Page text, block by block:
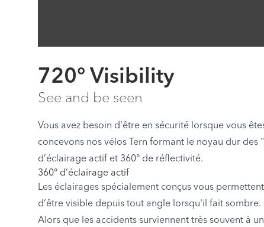
720° Visibility
See and be seen
Vous avez besoin d’être en sécurité lorsque vous
concevons nos vélos Tern formant le noyau dur des
d’éclairage actif et 360° de réflectivité.
360° d’éclairage actif
Les éclairages spécialement conçus vous permettent
d’être visible depuis tout angle lorsqu'il fait sombre.
Alors que les accidents surviennent très souvent à un